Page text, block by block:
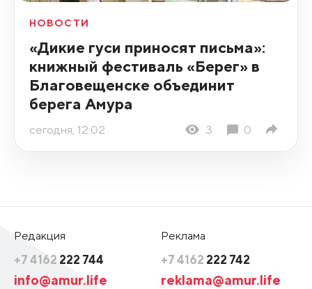
НОВОСТИ
«Дикие гуси приносят письма»:
книжный фестиваль «Берег» в
Благовещенске объединит
берега Амура
сегодня, 12:02 3 0
Редакция
+7 4162 222 744
info@amur.life
Реклама
+7 4162 222 742
reklama@amur.life